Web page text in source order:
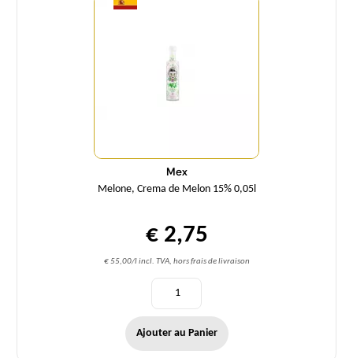
Mex
Melone, Crema de Melon 15% 0,05l
€ 2,75
€ 55,00/l incl. TVA, hors frais de livraison
Ajouter au Panier